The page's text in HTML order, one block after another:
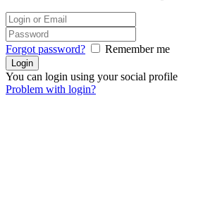
Forgot password? Remember me
You can login using your social profile
Problem with login?